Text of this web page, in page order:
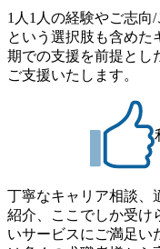
果、なりたいキャリア
らえる ・シンプレク
るため、エンジニアの
値提供できる ・デリ
心の案件もあり、個
げの立て方を選べる
今期18億円⇒来期30億
長中のファームであ
上司の近くで働ける
ィング・グループ出身
keto_kajita/)） 多様な
自己成長機会が多く、
なるため、入居基準を
す。 住宅手当は、一
定める金額を会社が支
による引っ越し費用は
(火) 19:00～20:00 2026
ている方を対象に、
・【富山】半導体製
程の管理業務) ※主任
導体製造装置の生産
※顔出しは不要です。
だければと存じます。
1人1人の経験やご志向
という選択肢も含めた
期での支援を前提とし
ご支援いたします。
丁寧なキャリア相談、
紹介、ここでしか受け
いサービスにご満足い